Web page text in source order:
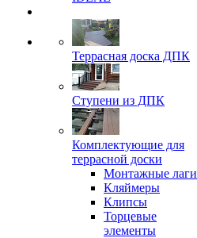
Террасная доска ДПК
Ступени из ДПК
Комплектующие для
террасной доски
Монтажные лаги
Кляймеры
Клипсы
Торцевые
элементы